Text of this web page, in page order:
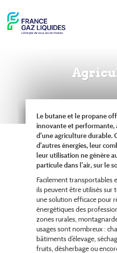
Le butane et le propane
innovante et performante,
d’une agriculture durable.
d’autres énergies, leur
leur utilisation ne génère
particule dans l’air, sur le
Facilement transportables
ils peuvent être utilisés sur
une solution efficace pour
énergétiques des
zones rurales,
usages sont nombreux :
bâtiments d’élevage,
fruits, désherbage ou